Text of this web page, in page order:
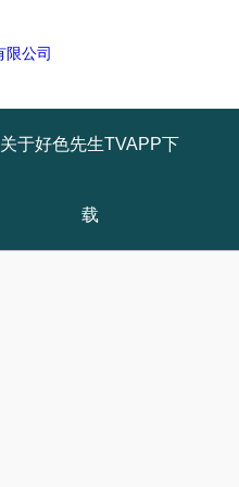
关于好色先生TVAPP下
载